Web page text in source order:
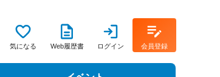
気になる Web履歴書 ログイン 会員登録